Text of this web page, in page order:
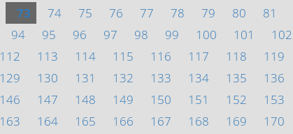
73 74 75 76 77 78 79 80 81
94 95 96 97 98 99 100 101 102
112 113 114 115 116 117 118 119
129 130 131 132 133 134 135 136
146 147 148 149 150 151 152 153
163 164 165 166 167 168 169 170